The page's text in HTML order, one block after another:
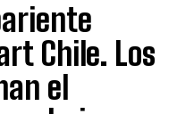
Chile. Los
el